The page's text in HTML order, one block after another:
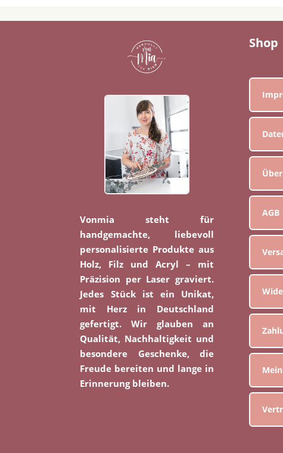
Vonmia steht für
handgemachte, liebevoll
personalisierte Produkte aus
Holz, Filz und Acryl – mit
Präzision per Laser graviert.
Jedes Stück ist ein Unikat,
mit Herz in Deutschland
gefertigt. Wir glauben an
Qualität, Nachhaltigkeit und
besondere Geschenke, die
Freude bereiten und lange in
Erinnerung bleiben.
Shop
AGB